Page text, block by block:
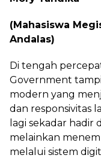
(Mahasiswa
Andalas)
Di tengah
Government
modern yang
dan responsivitas
lagi sekadar hadir
melainkan
melalui sistem